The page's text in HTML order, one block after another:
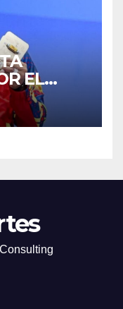
EL